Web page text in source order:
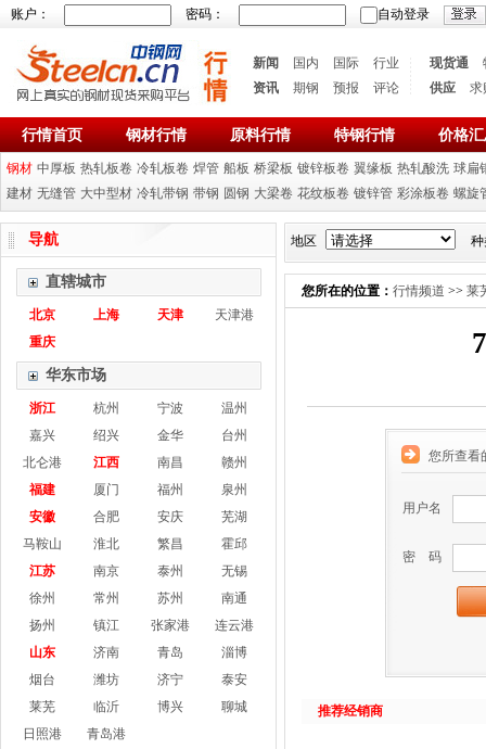
账户： 密码： 自动登录
新闻 国内 国际
行业
资讯
期钢 预报 评论
现货通
供应
求
行情首页 钢材行情 原料行情 特钢行情 价格
钢材 中厚板 热轧板卷 冷轧板卷 焊管 船板 桥梁板 镀锌板卷 翼缘板 热轧酸洗 球扁
建材 无缝管 大中型材 冷轧带钢 带钢 圆钢 大梁卷 花纹板卷 镀锌管 彩涂板卷 螺旋
导航
直辖城市
北京 上海 天津
天津港
重庆
华东市场
浙江 杭州 宁波
温州
嘉兴
绍兴 金华
台州
北仑港
江西 南昌
赣州
福建
厦门 福州
泉州
安徽
合肥 安庆
芜湖
马鞍山
淮北 繁昌
霍邱
江苏
南京 泰州
无锡
徐州
常州 苏州
南通
扬州
镇江 张家港
连云港
山东
济南 青岛
淄博
烟台
潍坊 济宁
泰安
莱芜
临沂 博兴
聊城
日照港
青岛港
地区
您所在的位置： 行情频道 >> 莱
您所查看
用户名
密 码
推荐经销商